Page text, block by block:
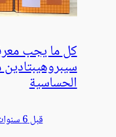
كل ما يجب
الحساسية
قبل 6 سنوات